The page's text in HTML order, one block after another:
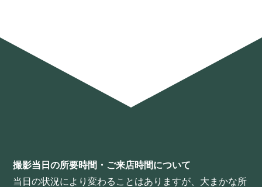
撮影当日の所要時間・ご来店時間について
当日の状況により変わることはありますが、大まかな所